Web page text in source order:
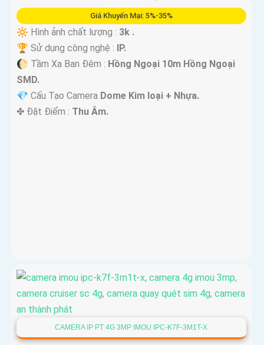
Giá Khuyến Mại: 5%-35%
🔆 Hình ảnh chất lượng : 3k .
🏆 Sử dụng công nghệ : IP.
🌔 Tầm Xa Ban Đêm : Hồng Ngoại 10m Hồng Ngoại
SMD.
💎 Cấu Tạo Camera Dome Kim loại + Nhựa.
️✤ Đặt Điểm : Thu Âm.
CAMERA IP PT 4G 3MP IMOU IPC-K7F-3M1T-X